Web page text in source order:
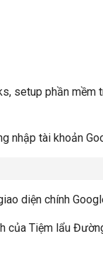
setup phần mềm
nhập tài khoản
diện chính
của Tiệm lẩu